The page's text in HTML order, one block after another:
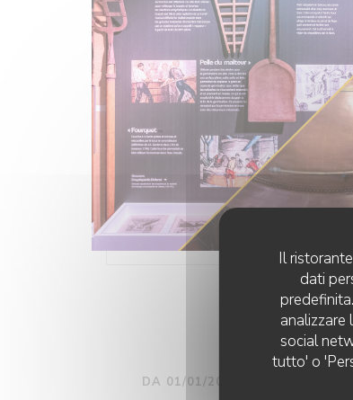
Il
dati
analizzare
social
tutto' o
DA 01/01/2026 A 31/12/2026